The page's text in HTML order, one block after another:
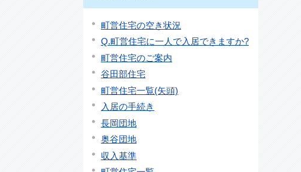
町営住宅の空き状況
Q.町営住宅に一人で入居できますか?
町営住宅のご案内
谷田部住宅
町営住宅一覧(矢頭)
入居の手続き
長岡団地
奥谷団地
収入基準